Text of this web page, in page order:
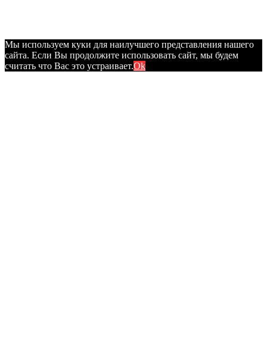
Мы используем куки для наилучшего представления нашего
сайта. Если Вы продолжите использовать сайт, мы будем
считать что Вас это устраивает.Ok